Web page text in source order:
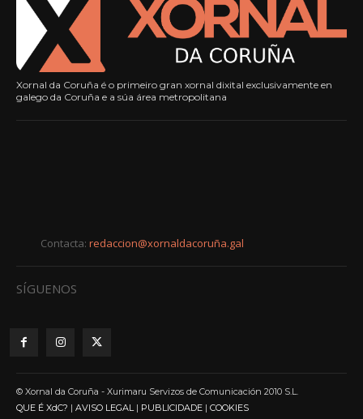
Xornal da Coruña é o primeiro gran xornal dixital exclusivamente en
galego da Coruña e a súa área metropolitana
Contacta: redaccion@xornaldacoruña.gal
SÍGUENOS
© Xornal da Coruña - Xurimaru Servizos de Comunicación 2010 S.L.
QUE É XdC? | AVISO LEGAL| PUBLICIDADE | COOKIES